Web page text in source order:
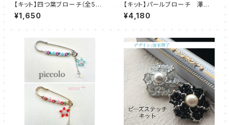
【キット】四つ葉ブローチ（全5
色）新川智未
¥1,650
【キット】パールブローチ 澤田
美子
¥4,180